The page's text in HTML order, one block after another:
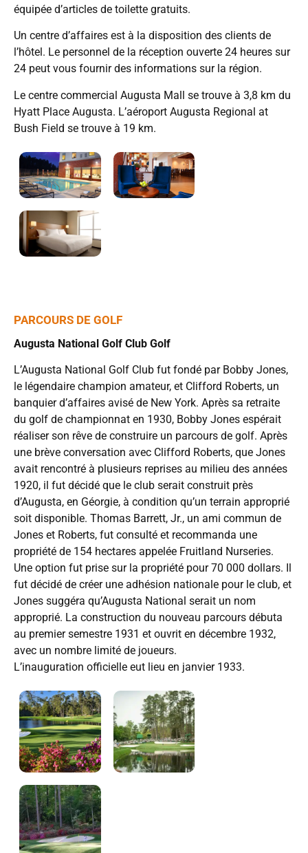
équipée d’articles de toilette gratuits.
Un centre d’affaires est à la disposition des clients de
l’hôtel. Le personnel de la réception ouverte 24 heures sur
24 peut vous fournir des informations sur la région.
Le centre commercial Augusta Mall se trouve à 3,8 km du
Hyatt Place Augusta. L’aéroport Augusta Regional at
Bush Field se trouve à 19 km.
PARCOURS DE GOLF
Augusta National Golf Club Golf
L’Augusta National Golf Club fut fondé par Bobby Jones,
le légendaire champion amateur, et Clifford Roberts, un
banquier d’affaires avisé de New York. Après sa retraite
du golf de championnat en 1930, Bobby Jones espérait
réaliser son rêve de construire un parcours de golf. Après
une brève conversation avec Clifford Roberts, que Jones
avait rencontré à plusieurs reprises au milieu des années
1920, il fut décidé que le club serait construit près
d’Augusta, en Géorgie, à condition qu’un terrain approprié
soit disponible. Thomas Barrett, Jr., un ami commun de
Jones et Roberts, fut consulté et recommanda une
propriété de 154 hectares appelée Fruitland Nurseries.
Une option fut prise sur la propriété pour 70 000 dollars. Il
fut décidé de créer une adhésion nationale pour le club, et
Jones suggéra qu’Augusta National serait un nom
approprié. La construction du nouveau parcours débuta
au premier semestre 1931 et ouvrit en décembre 1932,
avec un nombre limité de joueurs.
L’inauguration officielle eut lieu en janvier 1933.